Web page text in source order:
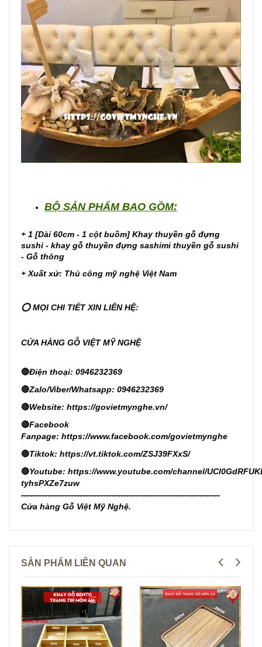
BỘ SẢN PHẨM BAO GỒM:
+ 1 [Dài 60cm - 1 cột buồm] Khay thuyền gỗ đựng
sushi - khay gỗ thuyền đựng sashimi thuyền gỗ sushi
- Gỗ thông
+ Xuất xứ: Thủ công mỹ nghệ Việt Nam
⭕ MỌI CHI TIẾT XIN LIÊN HỆ:
CỬA HÀNG GỖ VIỆT MỸ NGHỆ
🔴Điện thoại: 0946232369
🔴Zalo/Viber/Whatsapp: 0946232369
🔴Website: https://govietmynghe.vn/
🔴Facebook
Fanpage: https://www.facebook.com/govietmynghe
🔴Tiktok: https://vt.tiktok.com/ZSJ39FXxS/
🔴Youtube: https://www.youtube.com/channel/
tyhsPXZe7zuw
--------------------------------------------------------------------
Cửa hàng Gỗ Việt Mỹ Nghệ.
SẢN PHẨM LIÊN QUAN